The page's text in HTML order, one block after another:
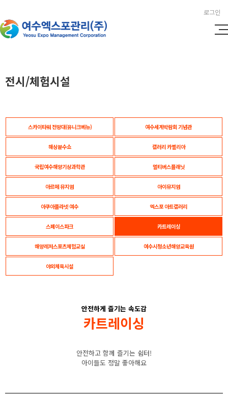
로그인
전시/체험시설
스카이타워 전망대(유니크베뉴) 여수세계박람회 기념관
해상분수쇼 갤러리 카멜리아
국립여수해양기상과학관 멀티버스플래닛
아르떼 뮤지엄 아이뮤지엄
아쿠아플라넷 여수 엑스포 아트갤러리
스페이스파크 카트레이싱
해양레저스포츠체험교실 여수시청소년해양교육원
야외체육시설
안전하게 즐기는 속도감
카트레이싱
안전하고 함께 즐기는 쉼터!
아이들도 정말 좋아해요